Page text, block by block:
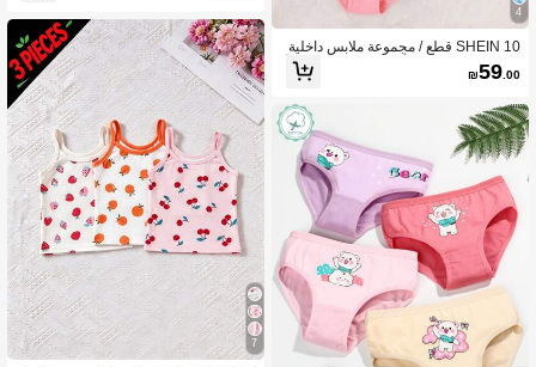
4
SHEIN 10 قطع / مجموعة ملابس داخلية
للفتيات الصغيرات بأشكال مثلثية بطراز أن
يق ذات ألوان الحلوى
₪59.00
7